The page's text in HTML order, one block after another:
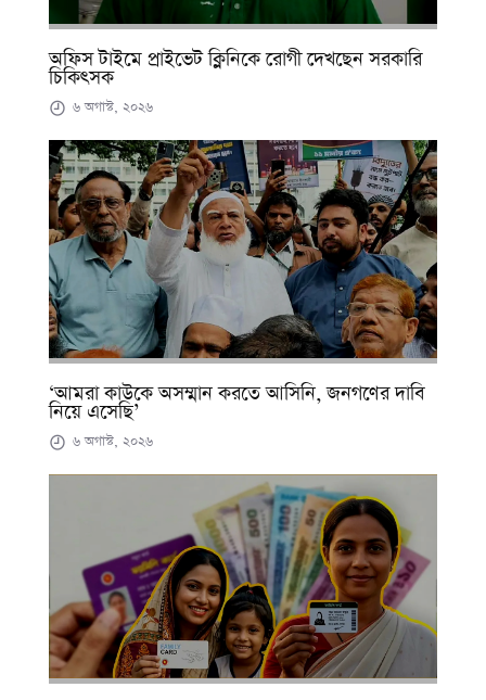
অফিস টাইমে প্রাইভেট ক্লিনিকে রোগী দেখছেন সরকারি
চিকিৎসক
৬ অগাস্ট, ২০২৬
‘আমরা কাউকে অসম্মান করতে আসিনি, জনগণের দাবি
নিয়ে এসেছি’
৬ অগাস্ট, ২০২৬